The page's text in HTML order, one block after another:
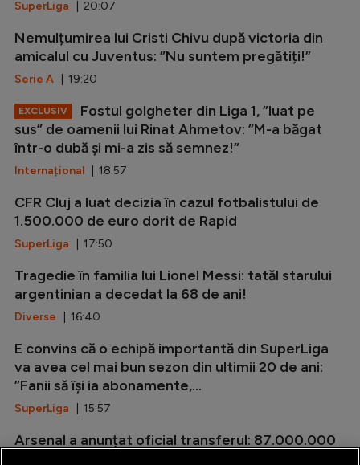
SuperLiga | 20:07
Nemulțumirea lui Cristi Chivu după victoria din
amicalul cu Juventus: ”Nu suntem pregătiți!”
Serie A | 19:20
EXCLUSIV
Fostul golgheter din Liga 1, ”luat pe
sus” de oamenii lui Rinat Ahmetov: ”M-a băgat
într-o dubă și mi-a zis să semnez!”
Internațional | 18:57
CFR Cluj a luat decizia în cazul fotbalistului de
1.500.000 de euro dorit de Rapid
SuperLiga | 17:50
Tragedie în familia lui Lionel Messi: tatăl starului
argentinian a decedat la 68 de ani!
Diverse | 16:40
E convins că o echipă importantă din SuperLiga
va avea cel mai bun sezon din ultimii 20 de ani:
”Fanii să își ia abonamente,...
SuperLiga | 15:57
Arsenal a anunțat oficial transferul: 87.000.000